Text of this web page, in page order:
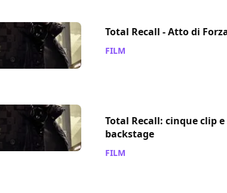
Total Recall - Atto di
FILM
Total Recall: cinque clip
backstage
FILM